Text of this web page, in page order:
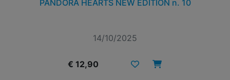
PANDORA HEARTS NEW EDITION n. 10
14/10/2025
€ 12,90